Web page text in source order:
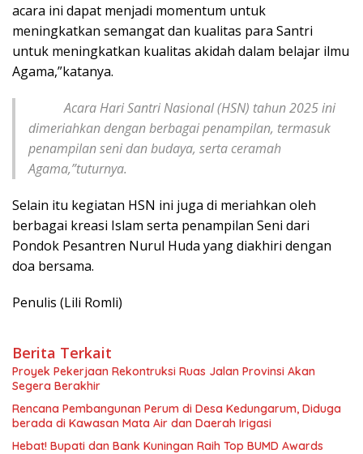
acara ini dapat menjadi momentum untuk
meningkatkan semangat dan kualitas para Santri
untuk meningkatkan kualitas akidah dalam belajar ilmu
Agama,”katanya.
Acara Hari Santri Nasional (HSN) tahun 2025 ini
dimeriahkan dengan berbagai penampilan, termasuk
penampilan seni dan budaya, serta ceramah
Agama,”tuturnya.
Selain itu kegiatan HSN ini juga di meriahkan oleh
berbagai kreasi Islam serta penampilan Seni dari
Pondok Pesantren Nurul Huda yang diakhiri dengan
doa bersama.
Penulis (Lili Romli)
Berita Terkait
Proyek Pekerjaan Rekontruksi Ruas Jalan Provinsi Akan
Segera Berakhir
Rencana Pembangunan Perum di Desa Kedungarum, Diduga
berada di Kawasan Mata Air dan Daerah Irigasi
Hebat! Bupati dan Bank Kuningan Raih Top BUMD Awards